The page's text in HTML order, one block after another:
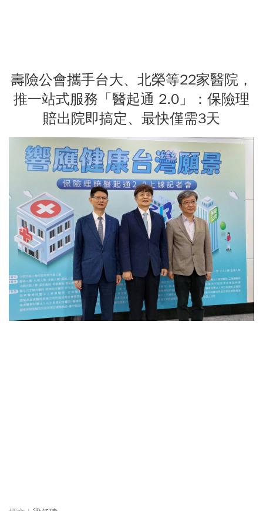
壽險公會攜手台大、北榮等22家醫院，
推一站式服務「醫起通 2.0」：保險理
賠出院即搞定、最快僅需3天